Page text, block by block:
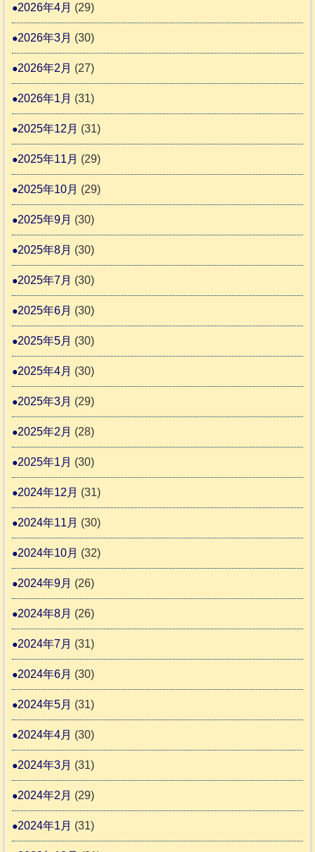
2
っ
間
2026年4月 (29)
2026年3月 (30)
2026年2月 (27)
2026年1月 (31)
2025年12月 (31)
2025年11月 (29)
2025年10月 (29)
2025年9月 (30)
2025年8月 (30)
2025年7月 (30)
2025年6月 (30)
2025年5月 (30)
2025年4月 (30)
2025年3月 (29)
2025年2月 (28)
2025年1月 (30)
2024年12月 (31)
2024年11月 (30)
2024年10月 (32)
2024年9月 (26)
2024年8月 (26)
2024年7月 (31)
2024年6月 (30)
2024年5月 (31)
2024年4月 (30)
2024年3月 (31)
2024年2月 (29)
2024年1月 (31)